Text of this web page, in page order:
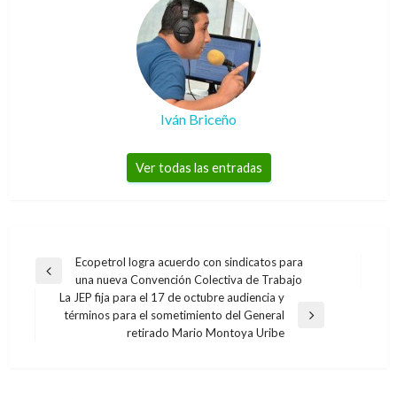
Iván Briceño
Ver todas las entradas
Navegación
entradas
Entrada
anterior
Ecopetrol logra acuerdo con sindicatos para
una nueva Convención Colectiva de Trabajo
Entrada
La JEP fija para el 17 de octubre audiencia y
términos para el sometimiento del General
retirado Mario Montoya Uribe